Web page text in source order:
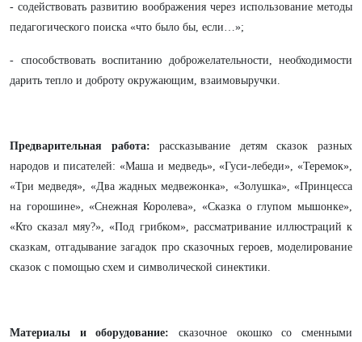
- содействовать развитию воображения через использование методы
педагогического поиска «что было бы, если…»;
- способствовать воспитанию доброжелательности, необходимости
дарить тепло и доброту окружающим, взаимовыручки.
Предварительная работа: рассказывание детям сказок разных
народов и писателей: «Маша и медведь», «Гуси-лебеди», «Теремок»,
«Три медведя», «Два жадных медвежонка», «Золушка», «Принцесса
на горошине», «Снежная Королева», «Сказка о глупом мышонке»,
«Кто сказал мяу?», «Под грибком», рассматривание иллюстраций к
сказкам, отгадывание загадок про сказочных героев, моделирование
сказок с помощью схем и символической синектики.
Материалы и оборудование: сказочное окошко со сменными